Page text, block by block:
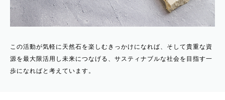
この活動が気軽に天然石を楽しむきっかけになれば、そして貴重な資
源を最大限活用し未来につなげる、サスティナブルな社会を目指す一
歩になればと考えています。